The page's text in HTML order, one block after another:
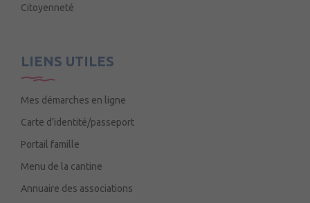
Citoyenneté
LIENS UTILES
Mes démarches en ligne
Carte d’identité/passeport
Portail famille
Menu de la cantine
Annuaire des associations